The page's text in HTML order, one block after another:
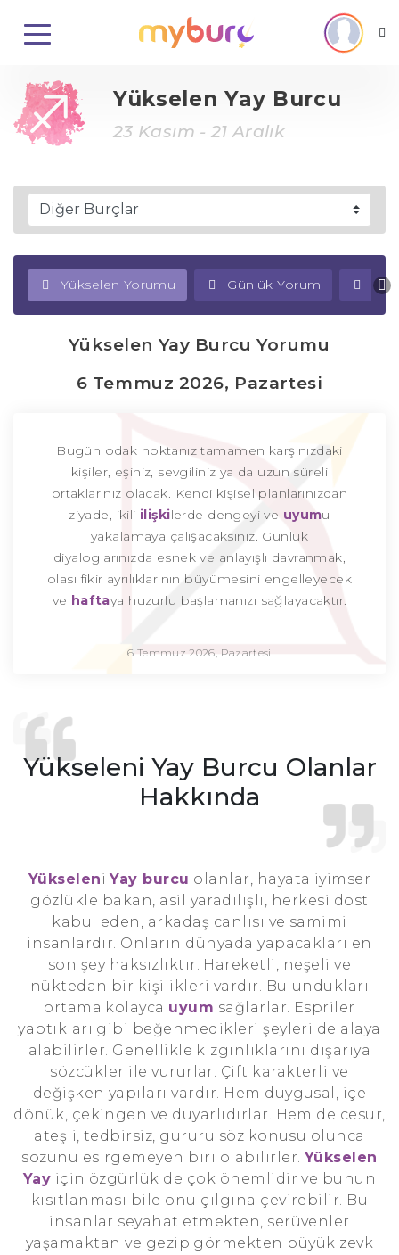
Yükselen Yay Burcu
23 Kasım - 21 Aralık
Yükselen Yorumu Günlük Yorum
Yükselen Yay Burcu Yorumu
6 Temmuz 2026, Pazartesi
Bugün odak noktanız tamamen karşınızdaki
kişiler, eşiniz, sevgiliniz ya da uzun süreli
ortaklarınız olacak. Kendi kişisel planlarınızdan
ziyade, ikili ilişkilerde dengeyi ve uyumu
yakalamaya çalışacaksınız. Günlük
diyaloglarınızda esnek ve anlayışlı davranmak,
olası fikir ayrılıklarının büyümesini engelleyecek
ve haftaya huzurlu başlamanızı sağlayacaktır.
6 Temmuz 2026, Pazartesi
Yükseleni Yay Burcu Olanlar
Hakkında
YükseleniYay burcu olanlar, hayata iyimser
gözlükle bakan, asil yaradılışlı, herkesi dost
kabul eden, arkadaş canlısı ve samimi
insanlardır. Onların dünyada yapacakları en
son şey haksızlıktır. Hareketli, neşeli ve
nüktedan bir kişilikleri vardır. Bulundukları
ortama kolayca uyum sağlarlar. Espriler
yaptıkları gibi beğenmedikleri şeyleri de alaya
alabilirler. Genellikle kızgınlıklarını dışarıya
sözcükler ile vururlar. Çift karakterli ve
değişken yapıları vardır. Hem duygusal, içe
dönük, çekingen ve duyarlıdırlar. Hem de cesur,
ateşli, tedbirsiz, gururu söz konusu olunca
sözünü esirgemeyen biri olabilirler. Yükselen
Yay için özgürlük de çok önemlidir ve bunun
kısıtlanması bile onu çılgına çevirebilir. Bu
insanlar seyahat etmekten, serüvenler
yaşamaktan ve gezip görmekten büyük zevk